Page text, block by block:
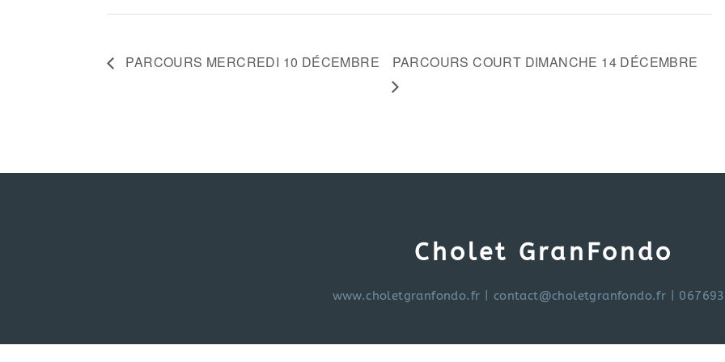
PARCOURS MERCREDI 10 DÉCEMBRE PARCOURS COURT DIMANCHE 14 DÉCEMBRE
Cholet GranFondo
www.choletgranfondo.fr contact@choletgranfondo.fr |